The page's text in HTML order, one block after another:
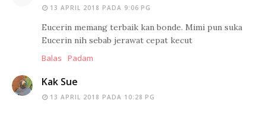
13 APRIL 2018 PADA 9:06 PG
Eucerin memang terbaik kan bonde. Mimi pun suka
Eucerin nih sebab jerawat cepat kecut
Balas
Padam
Kak Sue
13 APRIL 2018 PADA 10:28 PG